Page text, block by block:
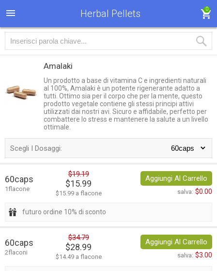
Herbal Pellets 0
Amalaki
Un prodotto a base di vitamina C e ingredienti naturali
al 100%, Amalaki è un potente rigenerante adatto a
tutti. Ottimo sia per il corpo che per la mente, questo
prodotto vegetale contiene gli stessi principi attivi
utilizzati dai nostri avi. Sicuro e affidabile, perfetto per
combattere lo stress e mantenere la salute a un livello
ottimale.
Scegli I Dosaggi:
60caps
1flacone
$19.19
$15.99
$15.99 a flacone
Aggiungi Al Carrello
salva: $0.00
futuro ordine 10% di sconto
60caps
2flaconi
$34.79
$28.99
$14.49 a flacone
Aggiungi Al Carrello
salva: $3.00